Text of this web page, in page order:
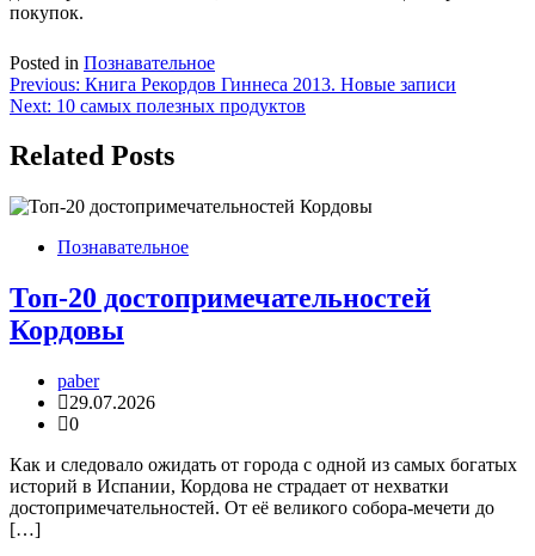
покупок.
Posted in Познавательное
Навигация
по
записям
Previous: Книга Рекордов Гиннеса 2013. Новые записи
Next: 10 самых полезных продуктов
Related Posts
Познавательное
Топ-20 достопримечательностей
Кордовы
paber
29.07.2026
0
Как и следовало ожидать от города с одной из самых богатых
историй в Испании, Кордова не страдает от нехватки
достопримечательностей. От её великого собора-мечети до
[…]